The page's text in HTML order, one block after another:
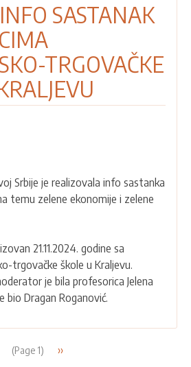
SASTANAK
TRGOVAČKE
Srbije je realizovala info sastanka
temu zelene ekonomije i zelene
21.11.2024. godine sa
trgovačke škole u Kraljevu.
je bila profesorica Jelena
bio Dragan Roganović.
(Page 1)
Next
››